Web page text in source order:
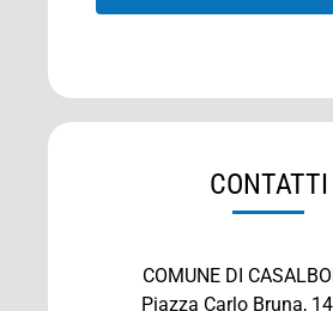
CONTATTI
COMUNE DI
Piazza Carlo Bruna,